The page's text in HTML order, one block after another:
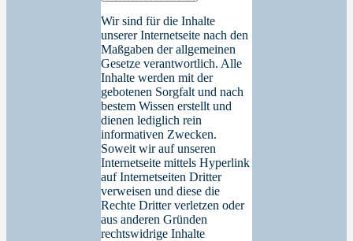
Wir sind für die Inhalte
unserer Internetseite nach den
Maßgaben der allgemeinen
Gesetze verantwortlich. Alle
Inhalte werden mit der
gebotenen Sorgfalt und nach
bestem Wissen erstellt und
dienen lediglich rein
informativen Zwecken.
Soweit wir auf unseren
Internetseite mittels Hyperlink
auf Internetseiten Dritter
verweisen und diese die
Rechte Dritter verletzen oder
aus anderen Gründen
rechtswidrige Inhalte